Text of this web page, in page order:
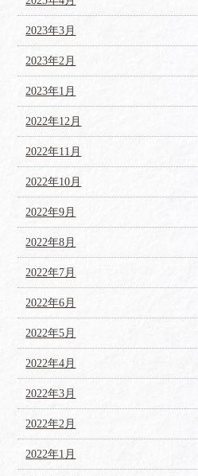
2023年3月
2023年2月
2023年1月
2022年12月
2022年11月
2022年10月
2022年9月
2022年8月
2022年7月
2022年6月
2022年5月
2022年4月
2022年3月
2022年2月
2022年1月